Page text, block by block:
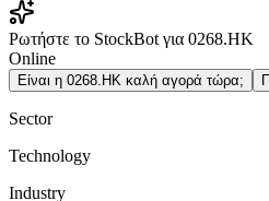
Ρωτήστε το StockBot για 0268.HK
Online
Είναι η 0268.HK καλή αγορά τώρα;
Sector
Technology
Industry